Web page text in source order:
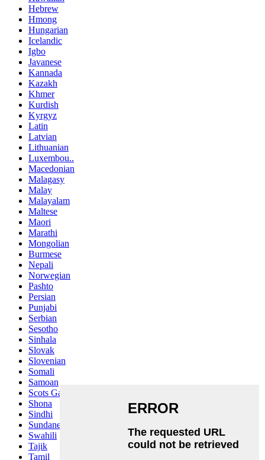
Hebrew
Hmong
Hungarian
Icelandic
Igbo
Javanese
Kannada
Kazakh
Khmer
Kurdish
Kyrgyz
Latin
Latvian
Lithuanian
Luxembou..
Macedonian
Malagasy
Malay
Malayalam
Maltese
Maori
Marathi
Mongolian
Burmese
Nepali
Norwegian
Pashto
Persian
Punjabi
Serbian
Sesotho
Sinhala
Slovak
Slovenian
Somali
Samoan
Scots Gaelic
Shona
Sindhi
Sundanese
Swahili
Tajik
Tamil